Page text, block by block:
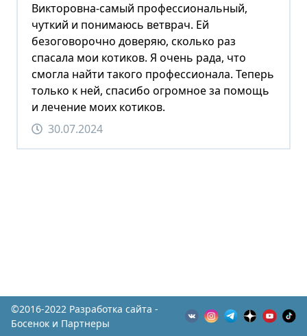
Викторовна-самый профессиональный,
чуткий и понимаюсь ветврач. Ей
безоговорочно доверяю, сколько раз
спасала мои котиков. Я очень рада, что
смогла найти такого профессионала. Теперь
только к ней, спасибо огромное за помощь
и лечение моих котиков.
30.07.2024
©2016-2022 Разработка сайта -
Босенок и Партнеры